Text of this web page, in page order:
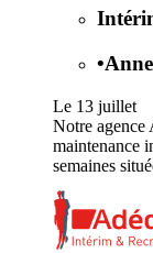
•
Le 13 juillet
Notre agence
maintenance
semaines